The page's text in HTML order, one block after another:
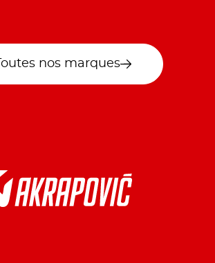
Toutes nos marques